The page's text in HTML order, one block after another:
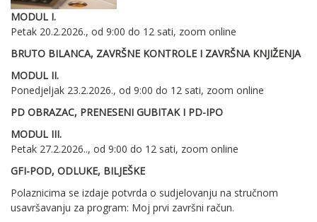
MODUL I.
Petak 20.2.2026., od 9:00 do 12 sati, zoom online
BRUTO BILANCA, ZAVRŠNE KONTROLE I ZAVRŠNA KNJIŽENJA
MODUL II.
Ponedjeljak 23.2.2026., od 9:00 do 12 sati, zoom online
PD OBRAZAC, PRENESENI GUBITAK I PD-IPO
MODUL III.
Petak 27.2.2026.., od 9:00 do 12 sati, zoom online
GFI-POD, ODLUKE, BILJEŠKE
Polaznicima se izdaje potvrda o sudjelovanju na stručnom
usavršavanju za program: Moj prvi završni račun.